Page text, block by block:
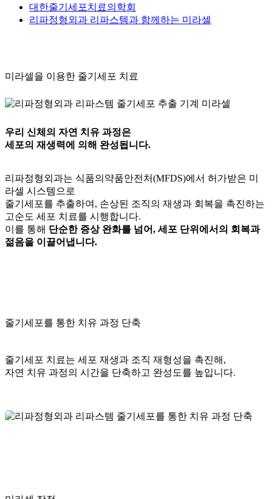
대한줄기세포치료의학회
리파정형외과 리파스템과 함께하는 미라셀
미라셀을 이용한 줄기세포 치료
우리 신체의 자연 치유 과정은
세포의 재생력에 의해 완성됩니다.
리파정형외과는 식품의약품안전처(MFDS)에서 허가받은 미
라셀 시스템으로
줄기세포를 추출하여, 손상된 조직의 재생과 회복을 촉진하는
고순도 세포 치료를 시행합니다.
이를 통해 단순한 증상 완화를 넘어, 세포 단위에서의 회복과
젊음을 이끌어냅니다.
줄기세포를 통한 치유 과정 단축
줄기세포 치료는 세포 재생과 조직 재형성을 촉진해,
자연 치유 과정의 시간을 단축하고 완성도를 높입니다.